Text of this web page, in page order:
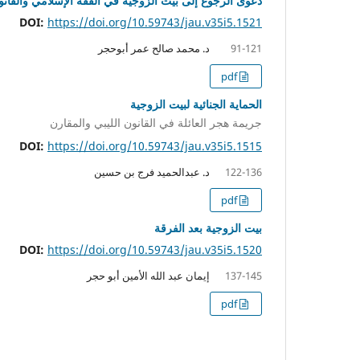
DOI: https://doi.org/10.59743/jau.v35i5.1521
د. محمد صالح عمر أبوحجر
91-121
pdf
الحماية الجنائية لبيت الزوجية
جريمة هجر العائلة في القانون الليبي والمقارن
DOI: https://doi.org/10.59743/jau.v35i5.1515
د. عبدالحميد فرج بن حسين
122-136
pdf
بيت الزوجية بعد الفرقة
DOI: https://doi.org/10.59743/jau.v35i5.1520
إيمان عبد الله الأمين أبو حجر
137-145
pdf